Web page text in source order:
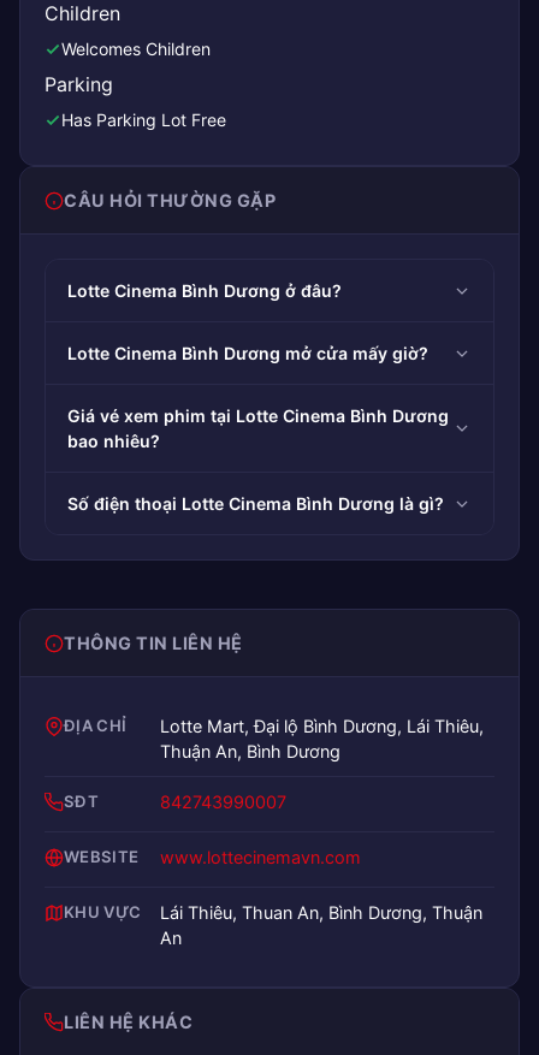
Children
Welcomes Children
Parking
Has Parking Lot Free
CÂU HỎI THƯỜNG GẶP
Lotte Cinema Bình Dương ở đâu?
Lotte Cinema Bình Dương mở cửa mấy giờ?
Giá vé xem phim tại Lotte Cinema Bình Dương
bao nhiêu?
Số điện thoại Lotte Cinema Bình Dương là gì?
THÔNG TIN LIÊN HỆ
ĐỊA CHỈ
Lotte Mart, Đại lộ Bình Dương, Lái Thiêu,
Thuận An, Bình Dương
SĐT 842743990007
WEBSITE www.lottecinemavn.com
KHU VỰC
Lái Thiêu, Thuan An, Bình Dương, Thuận
An
LIÊN HỆ KHÁC